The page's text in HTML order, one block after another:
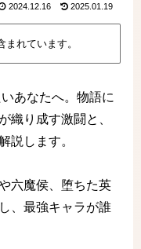
2024.12.16 2025.01.19
れています。
あなたへ。物語に
織り成す激闘と、
説します。
六魔侯、堕ちた英
、最強キャラが誰